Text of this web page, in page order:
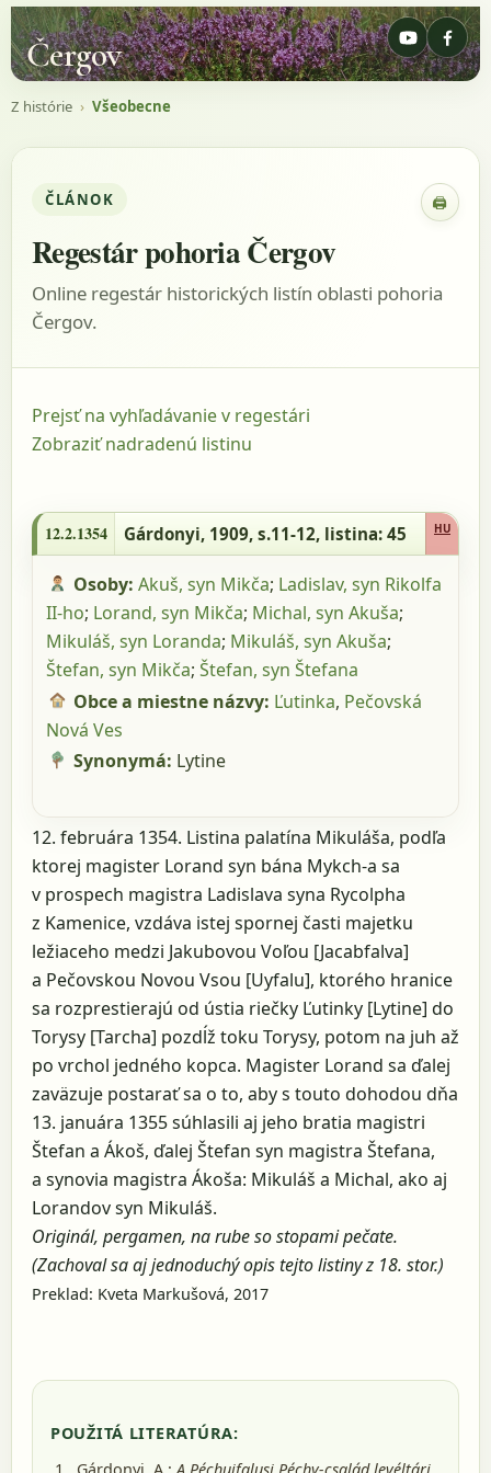
Čergov
Z histórie › Všeobecne
ČLÁNOK 🖨
Regestár pohoria Čergov
Online regestár historických listín oblasti pohoria
Čergov.
Prejsť na vyhľadávanie v regestári
Zobraziť nadradenú listinu
listina: 45
12.2.1354 Gárdonyi, 1909, s.11-12, listina: 45 HU
Osoby: Akuš, syn Mikča; Ladislav, syn Rikolfa
II-ho; Lorand, syn Mikča; Michal, syn Akuša;
Mikuláš, syn Loranda; Mikuláš, syn Akuša;
Štefan, syn Mikča; Štefan, syn Štefana
Obce a miestne názvy: Ľutinka, Pečovská
Nová Ves
Synonymá: Lytine
12. februára 1354. Listina palatína Mikuláša, podľa
ktorej magister Lorand syn bána Mykch-a sa
v prospech magistra Ladislava syna Rycolpha
z Kamenice, vzdáva istej spornej časti majetku
ležiaceho medzi Jakubovou Voľou [Jacabfalva]
a Pečovskou Novou Vsou [Uyfalu], ktorého hranice
sa rozprestierajú od ústia riečky Ľutinky [Lytine] do
Torysy [Tarcha] pozdĺž toku Torysy, potom na juh až
po vrchol jedného kopca. Magister Lorand sa ďalej
zaväzuje postarať sa o to, aby s touto dohodou dňa
13. januára 1355 súhlasili aj jeho bratia magistri
Štefan a Ákoš, ďalej Štefan syn magistra Štefana,
a synovia magistra Ákoša: Mikuláš a Michal, ako aj
Lorandov syn Mikuláš.
Originál, pergamen, na rube so stopami pečate.
(Zachoval sa aj jednoduchý opis tejto listiny z 18. stor.)
Preklad: Kveta Markušová, 2017
POUŽITÁ LITERATÚRA:
Gárdonyi, A.: A Péchujfalusi Péchy-család levéltári